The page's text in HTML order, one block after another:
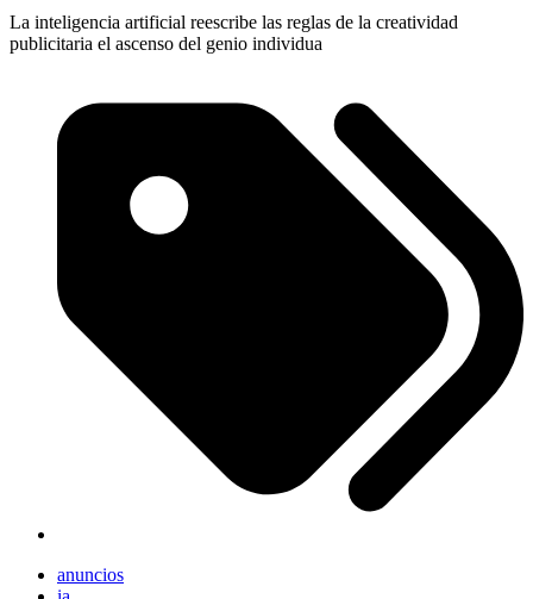
La inteligencia artificial reescribe las reglas de la creatividad
publicitaria el ascenso del genio individua
anuncios